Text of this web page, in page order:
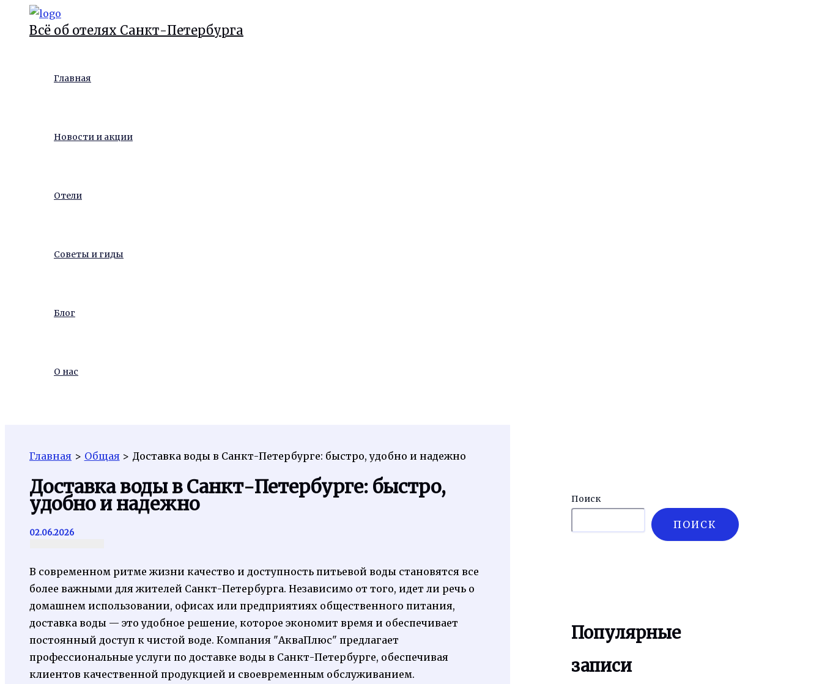
Перейти
Всё об отелях Санкт-Петербурга
Главная
Новости и акции
Отели
Советы и гиды
Блог
О нас
Главная Общая Доставка воды в Санкт-Петербурге: быстро, удобно и надежно
Доставка воды в Санкт-Петербурге: быстро,
удобно и надежно
02.06.2026
В современном ритме жизни качество и доступность питьевой воды становятся все
более важными для жителей Санкт-Петербурга. Независимо от того, идет ли речь о
домашнем использовании, офисах или предприятиях общественного питания,
доставка воды — это удобное решение, которое экономит время и обеспечивает
постоянный доступ к чистой воде. Компания "АкваПлюс" предлагает
профессиональные услуги по доставке воды в Санкт-Петербурге, обеспечивая
клиентов качественной продукцией и своевременным обслуживанием.
Поиск
ПОИСК
Популярные
записи